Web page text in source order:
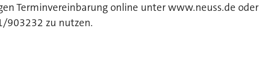
Terminvereinbarung online unter www.neuss.de oder
903232 zu nutzen.